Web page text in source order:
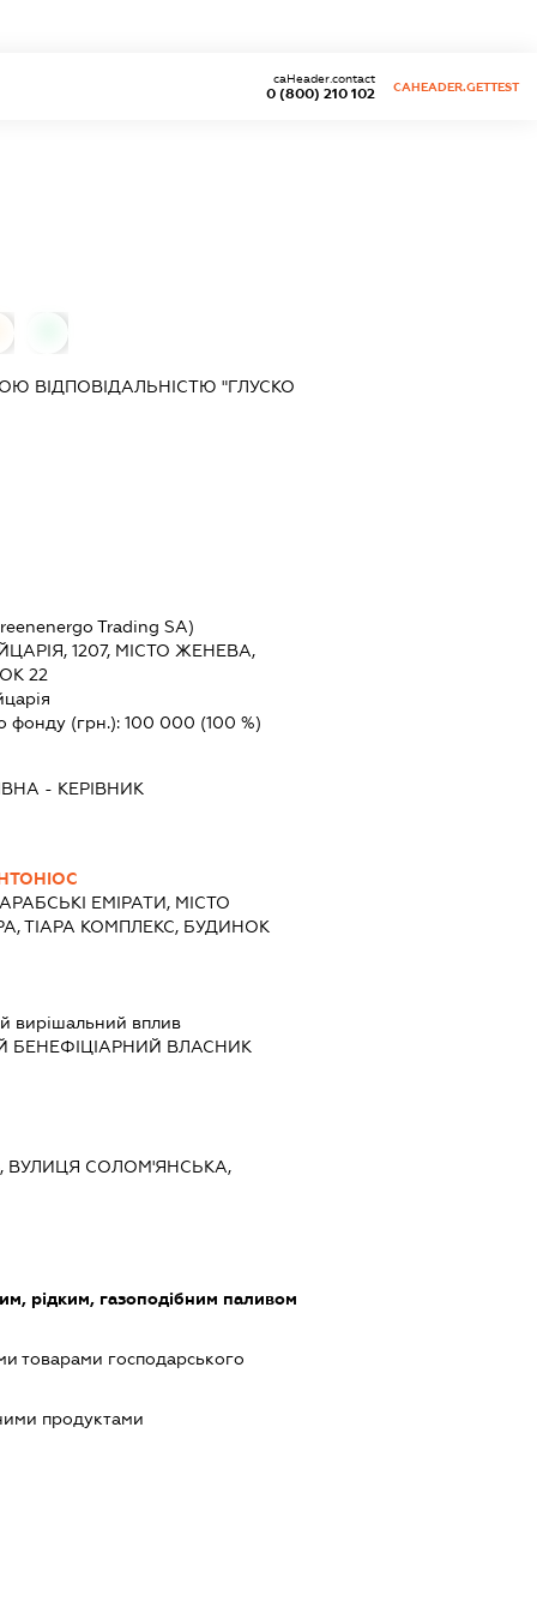
0 (800) 210 102
caHeader.contact
CAHEADER.GETTEST
ВІДПОВІДАЛЬНІСТЮ "ГЛУСКО
Trading SA)
1207, МІСТО ЖЕНЕВА,
22
фонду (грн.):100 000 (100 %)
- КЕРІВНИК
ЕМІРАТИ, МІСТО
ТІАРА КОМПЛЕКС, БУДИНОК
вирішальний вплив
БЕНЕФІЦІАРНИЙ ВЛАСНИК
ВУЛИЦЯ СОЛОМ'ЯНСЬКА,
рідким, газоподібним паливом
товарами господарського
продуктами